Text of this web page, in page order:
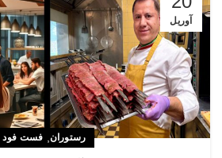
آوریل
رستوران فست فود